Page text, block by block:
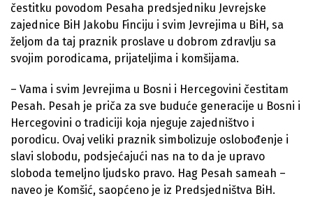
čestitku povodom Pesaha predsjedniku Jevrejske
zajednice BiH Jakobu Finciju i svim Jevrejima u BiH, sa
željom da taj praznik proslave u dobrom zdravlju sa
svojim porodicama, prijateljima i komšijama.
– Vama i svim Jevrejima u Bosni i Hercegovini čestitam
Pesah. Pesah je priča za sve buduće generacije u Bosni i
Hercegovini o tradiciji koja njeguje zajedništvo i
porodicu. Ovaj veliki praznik simbolizuje oslobođenje i
slavi slobodu, podsjećajući nas na to da je upravo
sloboda temeljno ljudsko pravo. Hag Pesah sameah –
naveo je Komšić, saopćeno je iz Predsjedništva BiH.